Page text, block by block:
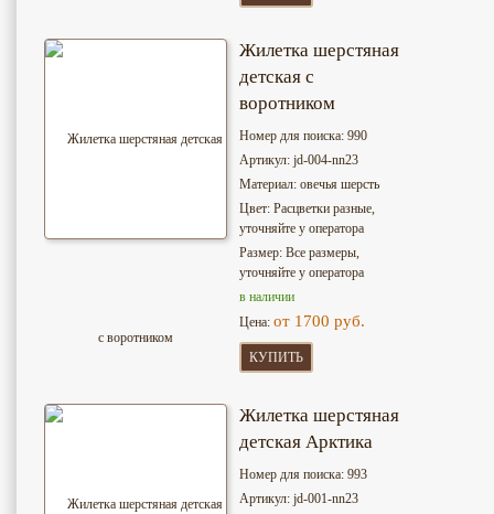
Жилетка шерстяная
детская с
воротником
Номер для поиска: 990
Артикул: jd-004-nn23
Материал: овечья шерсть
Цвет: Расцветки разные,
уточняйте у оператора
Размер: Все размеры,
уточняйте у оператора
в наличии
Цена: от 1700 руб.
КУПИТЬ
Жилетка шерстяная
детская Арктика
Номер для поиска: 993
Артикул: jd-001-nn23